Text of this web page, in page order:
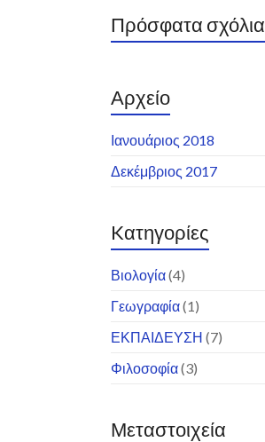
Πρόσφατα σχόλια
Αρχείο
Ιανουάριος 2018
Δεκέμβριος 2017
Kατηγορίες
Βιολογία(4)
Γεωγραφία(1)
ΕΚΠΑΙΔΕΥΣΗ (7)
Φιλοσοφία(3)
Μεταστοιχεία